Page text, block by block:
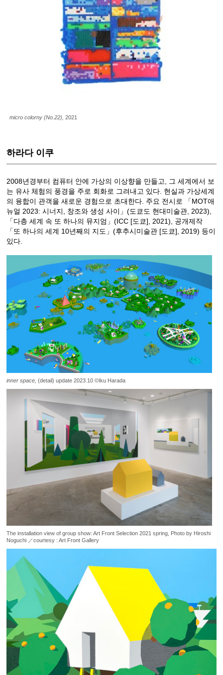
micro colorny (No.22), 2021
하라다 이쿠
2008년경부터 컴퓨터 안에 가상의 이상향을 만들고, 그 세계에서 보
는 유사 체험의 풍경을 주로 회화로 그려내고 있다. 현실과 가상세계
의 융합이 관객을 새로운 경험으로 초대한다. 주요 전시로 「MOT애
뉴얼 2023: 시너지, 창조와 생성 사이」(도쿄도 현대미술관, 2023),
「다층 세계 속 또 하나의 뮤지엄」(ICC [도쿄], 2021), 공개제작
「또 하나의 세계 10년째의 지도」(후추시미술관 [도쿄], 2019) 등이
있다.
inner space, (detail) update 2023.10 ©Iku Harada
The installation view of group show: Art Front Selection 2021 spring, Photo by Hiroshi
Noguchi ／courtesy : Art Front Gallery